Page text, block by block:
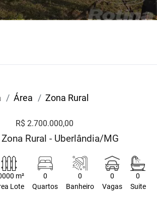
Área Zona Rural
R$ 2.700.000,00
Rural - Uberlândia/MG
m²
Lote
0
Quartos
0
Banheiro
0
Vagas
0
Suite